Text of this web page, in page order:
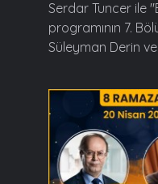
Serdar Tuncer ile
programının 7.
Süleyman Derin